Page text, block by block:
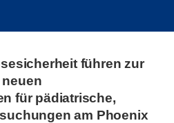
führen zur
für pädiatrische,
am Phoenix